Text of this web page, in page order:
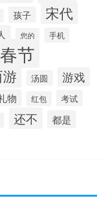
孩子 宋代
您的 手机
春节
汤圆 游戏
物 红包 考试
还不 都是